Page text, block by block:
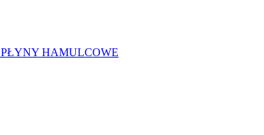
PŁYNY HAMULCOWE